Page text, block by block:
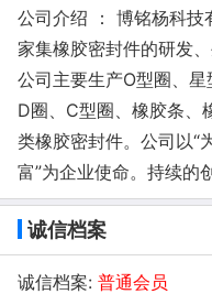
公司介绍 ： 博铭杨科技
家集橡胶密封件的研发
公司主要生产O型圈、
D圈、C型圈、橡胶条、
类橡胶密封件。公司以“
富”为企业使命。持续的
诚信档案
诚信档案: 普通会员